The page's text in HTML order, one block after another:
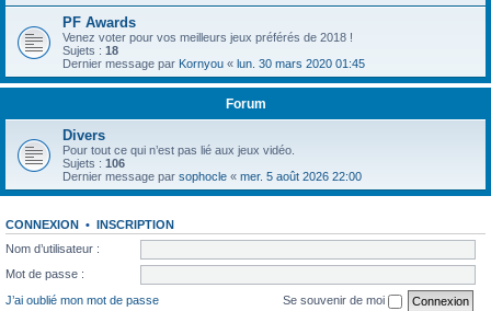
PF Awards
Venez voter pour vos meilleurs jeux préférés de 2018 !
Sujets : 18
Dernier message par Kornyou « lun. 30 mars 2020 01:45
Forum
Divers
Pour tout ce qui n’est pas lié aux jeux vidéo.
Sujets : 106
Dernier message par sophocle « mer. 5 août 2026 22:00
CONNEXION • INSCRIPTION
Nom d’utilisateur :
Mot de passe :
J’ai oublié mon mot de passe
Se souvenir de moi